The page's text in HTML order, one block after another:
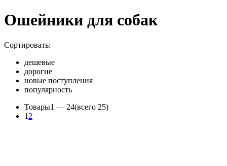
Ошейники для собак
Сортировать:
дешевые
дорогие
новые поступления
популярность
Товары1 — 24(всего 25)
1 2